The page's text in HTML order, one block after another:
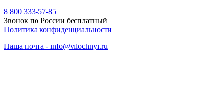
8 800 333-57-85
Звонок по России бесплатный
Политика конфиденциальности
Наша почта - info@vilochnyi.ru